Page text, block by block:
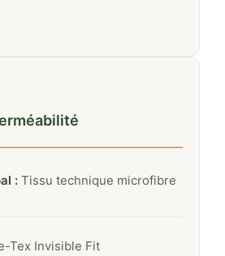
: Tissu technique microfibre
Tex Invisible Fit